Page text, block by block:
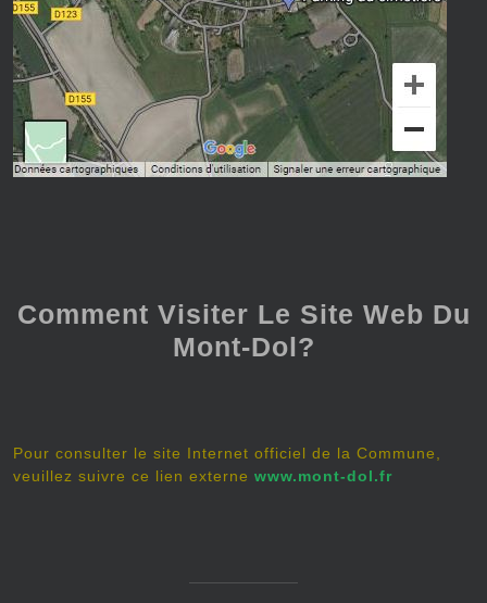
Comment Visiter Le Site Web Du
Mont-Dol?
Pour consulter le site Internet officiel de la Commune,
veuillez suivre ce lien externe www.mont-dol.fr